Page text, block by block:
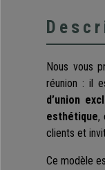
Nous vous
réunion : il
d’union
esthétique,
clients et
Ce modèle